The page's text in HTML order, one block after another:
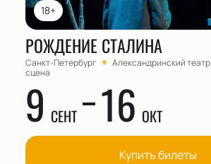
18+
РОЖДЕНИЕ СТАЛИНА
Санкт-Петербург Александринский театр
сцена
9 СЕНТ 16 ОКТ
Купить билеты